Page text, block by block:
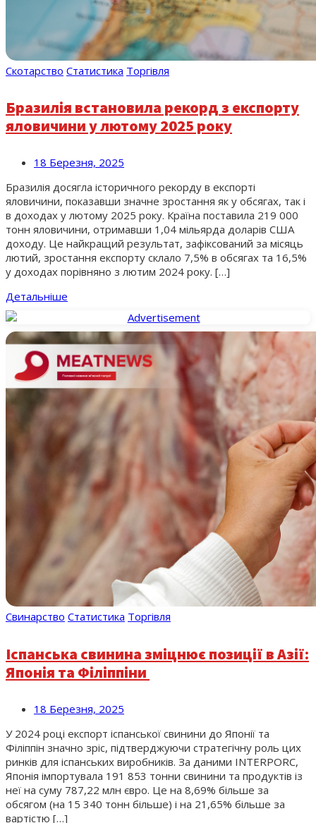
Скотарство Статистика Торгівля
Бразилія встановила рекорд з експорту
яловичини у лютому 2025 року
18 Березня, 2025
Бразилія досягла історичного рекорду в експорті
яловичини, показавши значне зростання як у обсягах, так і
в доходах у лютому 2025 року. Країна поставила 219 000
тонн яловичини, отримавши 1,04 мільярда доларів США
доходу. Це найкращий результат, зафіксований за місяць
лютий, зростання експорту склало 7,5% в обсягах та 16,5%
у доходах порівняно з лютим 2024 року. […]
Детальніше
Свинарство Статистика Торгівля
Іспанська свинина зміцнює позиції в Азії:
Японія та Філіппіни
18 Березня, 2025
У 2024 році експорт іспанської свинини до Японії та
Філіппін значно зріс, підтверджуючи стратегічну роль цих
ринків для іспанських виробників. За даними INTERPORC,
Японія імпортувала 191 853 тонни свинини та продуктів із
неї на суму 787,22 млн євро. Це на 8,69% більше за
обсягом (на 15 340 тонн більше) і на 21,65% більше за
вартістю […]